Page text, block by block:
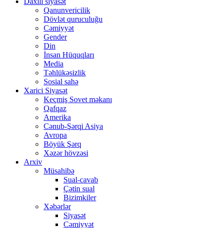
Qanunvericilik
Dövlət quruculuğu
Cəmiyyət
Gender
Din
İnsan Hüquqları
Media
Təhlükəsizlik
Sosial sahə
Xarici Siyasət
Keçmiş Sovet məkanı
Qafqaz
Amerika
Cənub-Şərqi Asiya
Avropa
Böyük Şərq
Xəzər hövzəsi
Arxiv
Müsahibə
Sual-cavab
Çətin sual
Bizimkiler
Xəbərlər
Siyasət
Cəmiyyət